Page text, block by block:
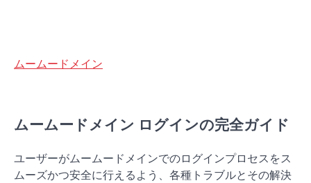
ムームードメイン
ムームードメイン ログインの完全ガイド
ユーザーがムームードメインでのログインプロセスをス
ムーズかつ安全に行えるよう、各種トラブルとその解決